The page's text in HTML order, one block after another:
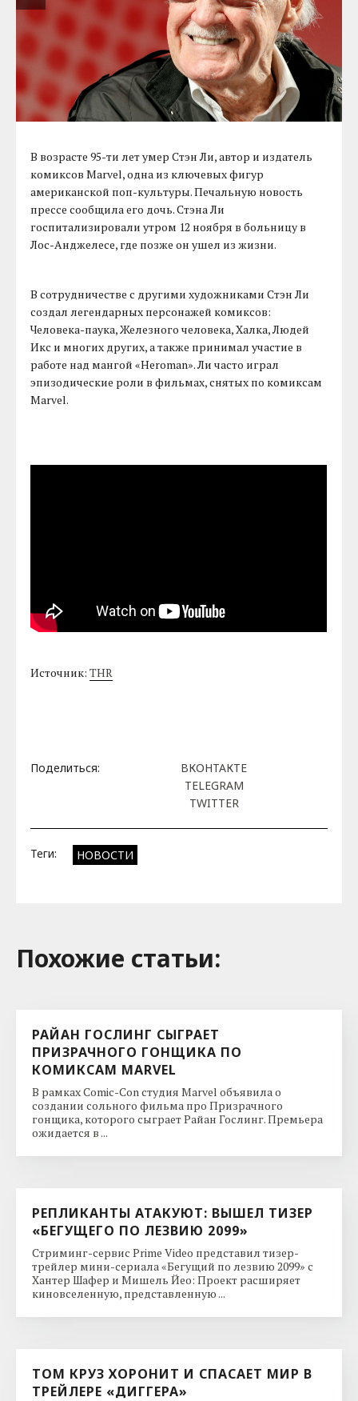
В возрасте 95-ти лет умер Стэн Ли, автор и издатель
комиксов Marvel, одна из ключевых фигур
американской поп-культуры. Печальную новость
прессе сообщила его дочь. Стэна Ли
госпитализировали утром 12 ноября в больницу в
Лос-Анджелесе, где позже он ушел из жизни.
В сотрудничестве с другими художниками Стэн Ли
создал легендарных персонажей комиксов:
Человека-паука, Железного человека, Халка, Людей
Икс и многих других, а также принимал участие в
работе над мангой «Heroman». Ли часто играл
эпизодические роли в фильмах, снятых по комиксам
Marvel.
Источник:THR
Поделиться:
ВКОНТАКТЕ
TELEGRAM
TWITTER
Теги: НОВОСТИ
Похожие cтатьи:
РАЙАН ГОСЛИНГ СЫГРАЕТ
ПРИЗРАЧНОГО ГОНЩИКА ПО
КОМИКСАМ MARVEL
В рамках Comic-Con студия Marvel объявила о
создании сольного фильма про Призрачного
гонщика, которого сыграет Райан Гослинг. Премьера
ожидается в ...
РЕПЛИКАНТЫ АТАКУЮТ: ВЫШЕЛ ТИЗЕР
«БЕГУЩЕГО ПО ЛЕЗВИЮ 2099»
Стриминг-сервис Prime Video представил тизер-
трейлер мини-сериала «Бегущий по лезвию 2099» с
Хантер Шафер и Мишель Йео: Проект расширяет
киновселенную, представленную ...
ТОМ КРУЗ ХОРОНИТ И СПАСАЕТ МИР В
ТРЕЙЛЕРЕ «ДИГГЕРА»